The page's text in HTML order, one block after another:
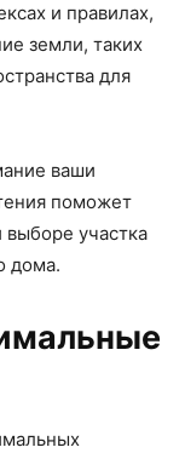
и правилах,
земли, таких
для
ваши
поможет
участка
дома.